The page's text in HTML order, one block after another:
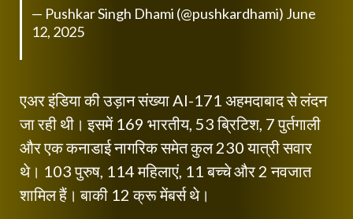
— Pushkar Singh Dhami (@pushkardhami) June
12, 2025
एअर इंडिया की उड़ान संख्या AI-171 अहमदाबाद से लंदन
जा रही थी। इसमें 169 भारतीय, 53 ब्रिटिश, 7 पुर्तगाली
और एक कनाडाई नागरिक समेत कुल 230 यात्री सवार
थे। 103 पुरुष, 114 महिलाएं, 11 बच्चे और 2 नवजात
शामिल हैं। बाकी 12 क्रू मेंबर्स थे।